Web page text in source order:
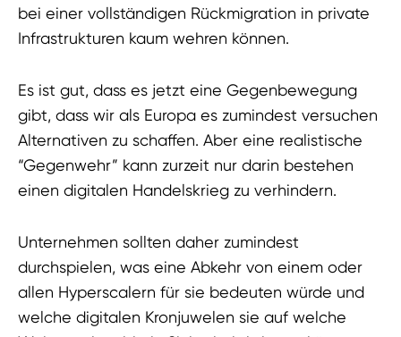
bei einer vollständigen Rückmigration in private
Infrastrukturen kaum wehren können.
Es ist gut, dass es jetzt eine Gegenbewegung
gibt, dass wir als Europa es zumindest versuchen
Alternativen zu schaffen. Aber eine realistische
“Gegenwehr” kann zurzeit nur darin bestehen
einen digitalen Handelskrieg zu verhindern.
Unternehmen sollten daher zumindest
durchspielen, was eine Abkehr von einem oder
allen Hyperscalern für sie bedeuten würde und
welche digitalen Kronjuwelen sie auf welche